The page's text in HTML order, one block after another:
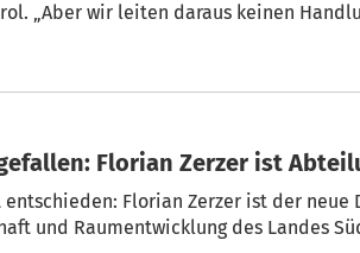
„Aber wir leiten daraus keinen
gefallen: Florian Zerzer ist
entschieden: Florian Zerzer ist der neue
und Raumentwicklung des Landes